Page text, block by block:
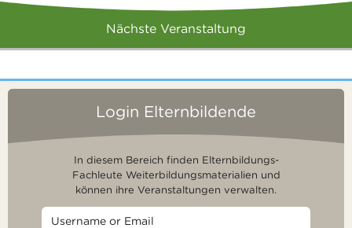
Nächste Veranstaltung
Login Elternbildende
In diesem Bereich finden Elternbildungs-
Fachleute Weiterbildungsmaterialien und
können ihre Veranstaltungen verwalten.